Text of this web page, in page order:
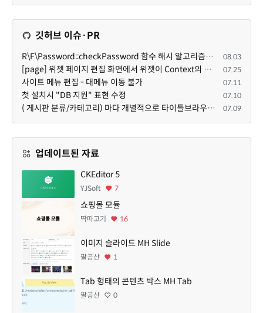
깃허브 이슈·PR
R\F\Password::checkPassword 함수 해시 알고리즘을 암시적으로 호출하는 경우 Argon2id 해시 비교 실패 08.03
[page] 위젯 페이지 편집 화면에서 위젯이 Context의 module_info를 덮어쓰면 저장이 ERR_ACT_IS_NOT_STANDALONE으로 실패 07.25
사이트 메뉴 편집 - 대메뉴 이동 불가 07.11
첫 설치시 "DB 지원" 표현 수정 07.10
( 게시판 분류/카테고리) 마다 개별적으로 타이틀브라우저 제목 및 seo설명 넣을 수 있으면 어떨지 해서 글 등록해봅니다. 07.09
업데이트된 자료
CKEditor 5
YJSoft 7
쇼핑몰 모듈
딱따고기 16
이미지 슬라이드 MH Slide
팔공산 1
Tab 형태의 콘텐츠 박스 MH Tab
팔공산 0